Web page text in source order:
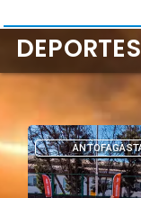
DEPORTES
DEPORTES